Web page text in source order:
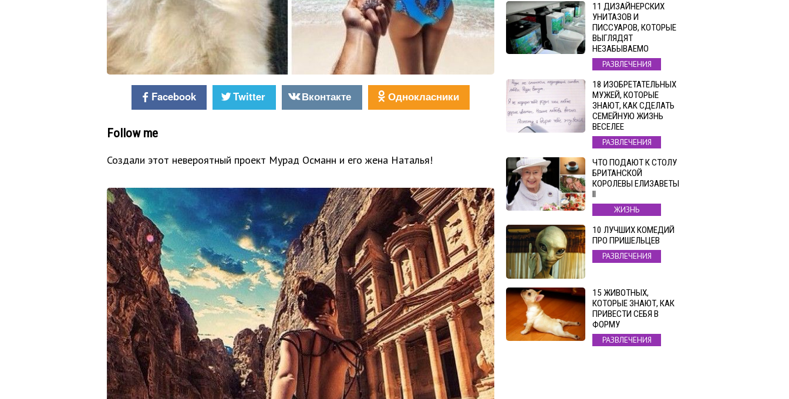
Facebook Twitter Вконтакте Однокласники
Follow me
Создали этот невероятный проект Мурад Османн и его жена Наталья!
11 ДИЗАЙНЕРСКИХ
УНИТАЗОВ И
ПИССУАРОВ, КОТОРЫЕ
ВЫГЛЯДЯТ
НЕЗАБЫВАЕМО
РАЗВЛЕЧЕНИЯ
18 ИЗОБРЕТАТЕЛЬНЫХ
МУЖЕЙ, КОТОРЫЕ
ЗНАЮТ, КАК СДЕЛАТЬ
СЕМЕЙНУЮ ЖИЗНЬ
ВЕСЕЛЕЕ
РАЗВЛЕЧЕНИЯ
ЧТО ПОДАЮТ К СТОЛУ
БРИТАНСКОЙ
КОРОЛЕВЫ ЕЛИЗАВЕТЫ
II
ЖИЗНЬ
10 ЛУЧШИХ КОМЕДИЙ
ПРО ПРИШЕЛЬЦЕВ
РАЗВЛЕЧЕНИЯ
15 ЖИВОТНЫХ,
КОТОРЫЕ ЗНАЮТ, КАК
ПРИВЕСТИ СЕБЯ В
ФОРМУ
РАЗВЛЕЧЕНИЯ